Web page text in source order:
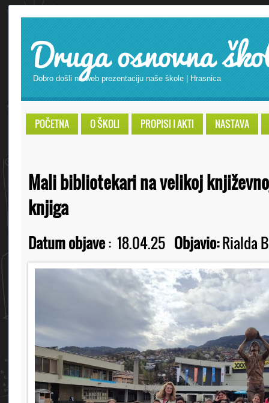
Druga osnovna
Dobro došli na web prezentaciju naše škole | Hrasnica
POČETNA O ŠKOLI PROPISI I AKTI NASTAVA
Mali bibliotekari na velikoj
knjiga
Datum objave: 18.04.25 Objavio:Rialda